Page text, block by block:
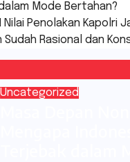
Mode Bertahan?
Nilai Penolakan Kapolri
Sudah Rasional dan
Uncategorized